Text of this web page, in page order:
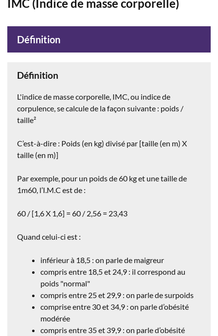
IMC (Indice de masse corporelle)
Définition
Définition
L'indice de masse corporelle, IMC, ou indice de
corpulence, se calcule de la façon suivante : poids /
taille²
C’est-à-dire : Poids (en kg) divisé par [taille (en m) X
taille (en m)]
Par exemple, pour un poids de 60 kg et une taille de
1m60, l’I.M.C est de :
60 / [1,6 X 1,6] = 60 / 2,56 = 23,43
Quand celui-ci est :
inférieur à 18,5 : on parle de maigreur
compris entre 18,5 et 24,9 : il correspond au
poids "normal"
compris entre 25 et 29,9 : on parle de surpoids
comprise entre 30 et 34,9 : on parle d’obésité
modérée
compris entre 35 et 39,9 : on parle d’obésité